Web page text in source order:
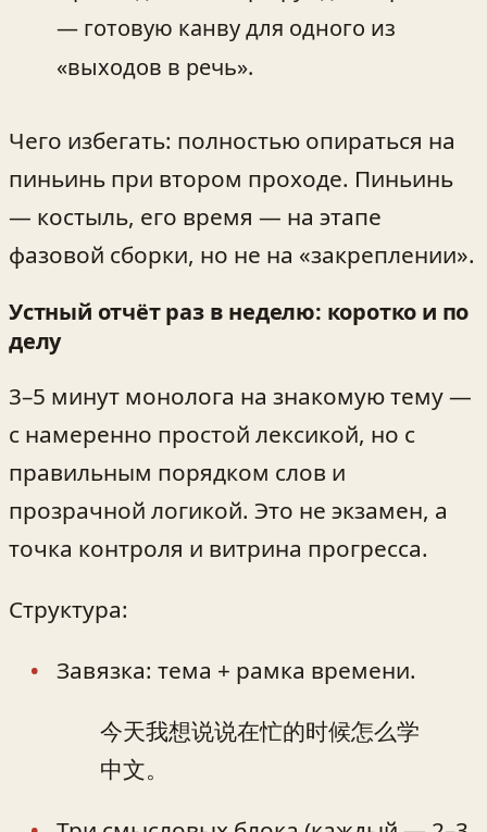
— готовую канву для одного из
«выходов в речь».
Чего избегать: полностью опираться на
пиньинь при втором проходе. Пиньинь
— костыль, его время — на этапе
фазовой сборки, но не на «закреплении».
Устный отчёт раз в неделю: коротко и по
делу
3–5 минут монолога на знакомую тему —
с намеренно простой лексикой, но с
правильным порядком слов и
прозрачной логикой. Это не экзамен, а
точка контроля и витрина прогресса.
Структура:
Завязка: тема + рамка времени.
今天我想说说在忙的时候怎么学
中文。